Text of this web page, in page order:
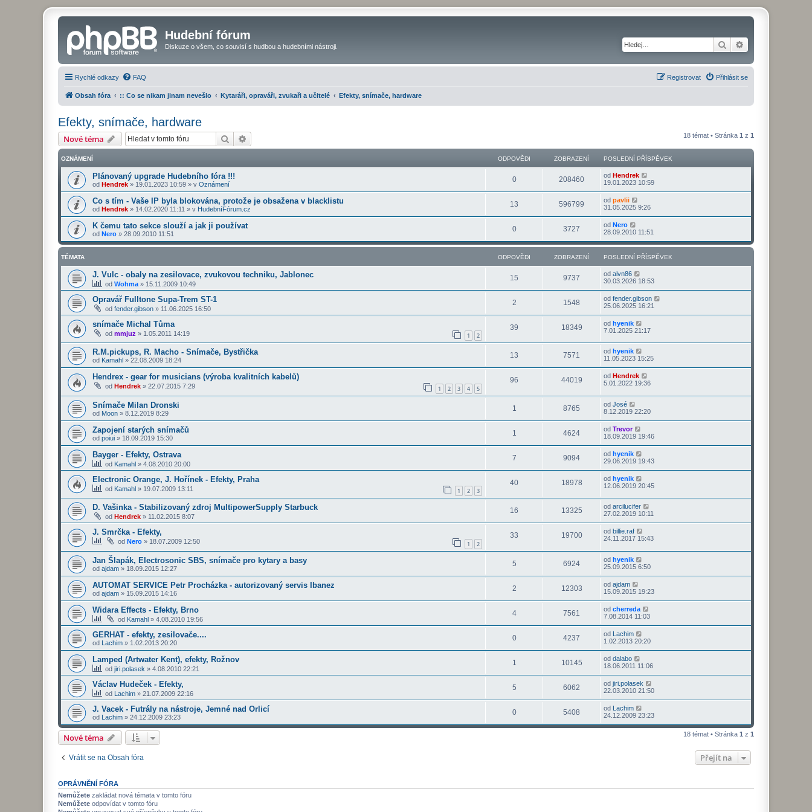
Hudební fórum
Diskuze o všem, co souvisí s hudbou a hudebními nástroji. Hledat
Rychlé odkazy FAQ Přihlásit se
Registrovat
Obsah fóra :: Co se nikam jinam nevešlo Kytaráři, opraváři, zvukaři a učitelé Efekty, snímače, hardware
Efekty, snímače, hardware
Nové téma Hledat 18 témat • Stránka 1 z 1
OZNÁMENÍ ODPOVĚDI ZOBRAZENÍ POSLEDNÍ PŘÍSPĚVEK
Plánovaný upgrade Hudebního fóra !!!
od Hendrek » 19.01.2023 10:59 » v Oznámení
0 208460 od Hendrek
19.01.2023 10:59
Co s tím - Vaše IP byla blokována, protože je obsažena v blacklistu
od Hendrek » 14.02.2020 11:11 » v HudebníFórum.cz
13 596799 od pavlii
31.05.2025 9:26
K čemu tato sekce slouží a jak ji používat
od Nero » 28.09.2010 11:51
0 3727 od Nero
28.09.2010 11:51
TÉMATA ODPOVĚDI ZOBRAZENÍ POSLEDNÍ PŘÍSPĚVEK
J. Vulc - obaly na zesilovace, zvukovou techniku, Jablonec
od Wohma » 15.11.2009 10:49
15 9737 od aivn86
30.03.2026 18:53
Opravář Fulltone Supa-Trem ST-1
od fender.gibson » 11.06.2025 16:50
2 1548 od fender.gibson
25.06.2025 16:21
snímače Michal Tůma
od mmjuz » 1.05.2011 14:19 1 2
39 18349 od hyenik
7.01.2025 21:17
R.M.pickups, R. Macho - Snímače, Bystřička
od Kamahl » 22.08.2009 18:24
13 7571 od hyenik
11.05.2023 15:25
Hendrex - gear for musicians (výroba kvalitních kabelů)
od Hendrek » 22.07.2015 7:29 1 2 3 4 5
96 44019 od Hendrek
5.01.2022 19:36
Snímače Milan Dronski
od Moon » 8.12.2019 8:29
1 8765 od José
8.12.2019 22:20
Zapojení starých snímačů
od poiui » 18.09.2019 15:30
1 4624 od Trevor
18.09.2019 19:46
Bayger - Efekty, Ostrava
od Kamahl » 4.08.2010 20:00
7 9094 od hyenik
29.06.2019 19:43
Electronic Orange, J. Hořínek - Efekty, Praha
od Kamahl » 19.07.2009 13:11 1 2 3
40 18978 od hyenik
12.06.2019 20:45
D. Vašinka - Stabilizovaný zdroj MultipowerSupply Starbuck
od Hendrek » 11.02.2015 8:07
16 13325 od arcilucifer
27.02.2019 10:11
J. Smrčka - Efekty,
od Nero » 18.07.2009 12:50 1 2
33 19700 od billie.raf
24.11.2017 15:43
Jan Šlapák, Electrosonic SBS, snímače pro kytary a basy
od ajdam » 18.09.2015 12:27
5 6924 od hyenik
25.09.2015 6:50
AUTOMAT SERVICE Petr Procházka - autorizovaný servis Ibanez
od ajdam » 15.09.2015 14:16
2 12303 od ajdam
15.09.2015 19:23
Widara Effects - Efekty, Brno
od Kamahl » 4.08.2010 19:56
4 7561 od cherreda
7.08.2014 11:03
GERHAT - efekty, zesilovače....
od Lachim » 1.02.2013 20:20
0 4237 od Lachim
1.02.2013 20:20
Lamped (Artwater Kent), efekty, Rožnov
od jiri.polasek » 4.08.2010 22:21
1 10145 od dalabo
18.06.2011 11:06
Václav Hudeček - Efekty,
od Lachim » 21.07.2009 22:16
5 6062 od jiri.polasek
22.03.2010 21:50
J. Vacek - Futrály na nástroje, Jemné nad Orlicí
od Lachim » 24.12.2009 23:23
0 5408 od Lachim
24.12.2009 23:23
Nové téma 18 témat • Stránka 1 z 1
Vrátit se na Obsah fóra Přejít na
OPRÁVNĚNÍ FÓRA
Nemůžete zakládat nová témata v tomto fóru
Nemůžete odpovídat v tomto fóru